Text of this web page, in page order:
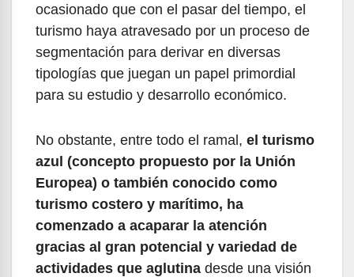
ocasionado que con el pasar del tiempo, el
turismo haya atravesado por un proceso de
segmentación para derivar en diversas
tipologías que juegan un papel primordial
para su estudio y desarrollo económico.
No obstante, entre todo el ramal, el turismo
azul (concepto propuesto por la Unión
Europea) o también conocido como
turismo costero y marítimo, ha
comenzado a acaparar la atención
gracias al gran potencial y variedad de
actividades que aglutina desde una visión